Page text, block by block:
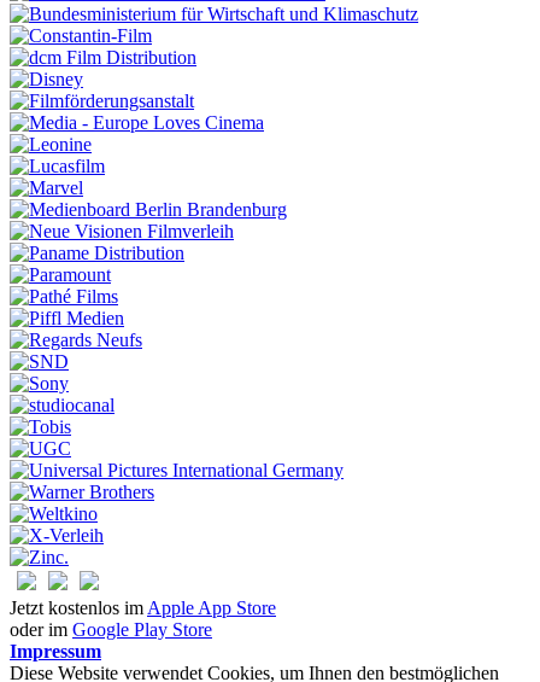
Jetzt kostenlos im Apple App Store
oder im Google Play Store
Impressum
Diese Website verwendet Cookies, um Ihnen den bestmöglichen